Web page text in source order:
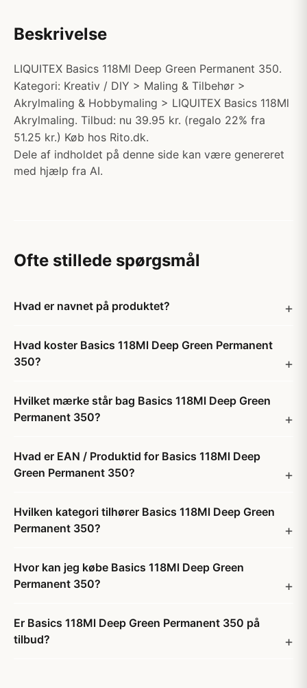
Beskrivelse
LIQUITEX Basics 118Ml Deep Green Permanent 350.
Kategori: Kreativ / DIY > Maling & Tilbehør >
Akrylmaling & Hobbymaling > LIQUITEX Basics 118Ml
Akrylmaling. Tilbud: nu 39.95 kr. (regalo 22% fra
51.25 kr.) Køb hos Rito.dk.
Dele af indholdet på denne side kan være genereret
med hjælp fra AI.
Ofte stillede spørgsmål
Hvad er navnet på produktet?
Hvad koster Basics 118Ml Deep Green Permanent
350?
Hvilket mærke står bag Basics 118Ml Deep Green
Permanent 350?
Hvad er EAN / Produktid for Basics 118Ml Deep
Green Permanent 350?
Hvilken kategori tilhører Basics 118Ml Deep Green
Permanent 350?
Hvor kan jeg købe Basics 118Ml Deep Green
Permanent 350?
Er Basics 118Ml Deep Green Permanent 350 på
tilbud?